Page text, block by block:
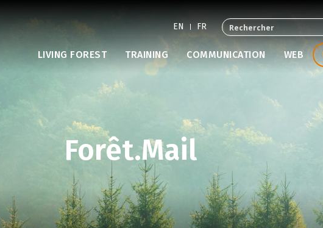
EN FR
LIVING FOREST TRAINING COMMUNICATION WEB
Forêt.Mail